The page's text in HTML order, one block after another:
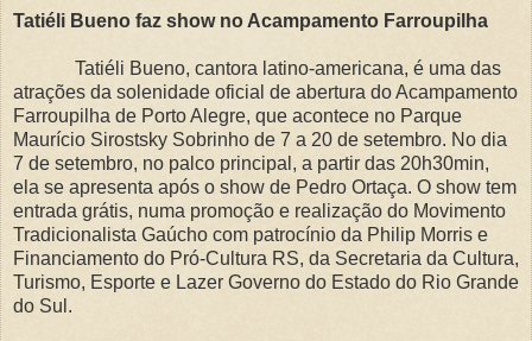
Tatiéli Bueno faz show no Acampamento Farroupilha
Tatiéli Bueno, cantora latino-americana, é uma das
atrações da solenidade oficial de abertura do Acampamento
Farroupilha de Porto Alegre, que acontece no Parque
Maurício Sirostsky Sobrinho de 7 a 20 de setembro. No dia
7 de setembro, no palco principal, a partir das 20h30min,
ela se apresenta após o show de Pedro Ortaça. O show tem
entrada grátis, numa promoção e realização do Movimento
Tradicionalista Gaúcho com patrocínio da Philip Morris e
Financiamento do Pró-Cultura RS, da Secretaria da Cultura,
Turismo, Esporte e Lazer Governo do Estado do Rio Grande
do Sul.